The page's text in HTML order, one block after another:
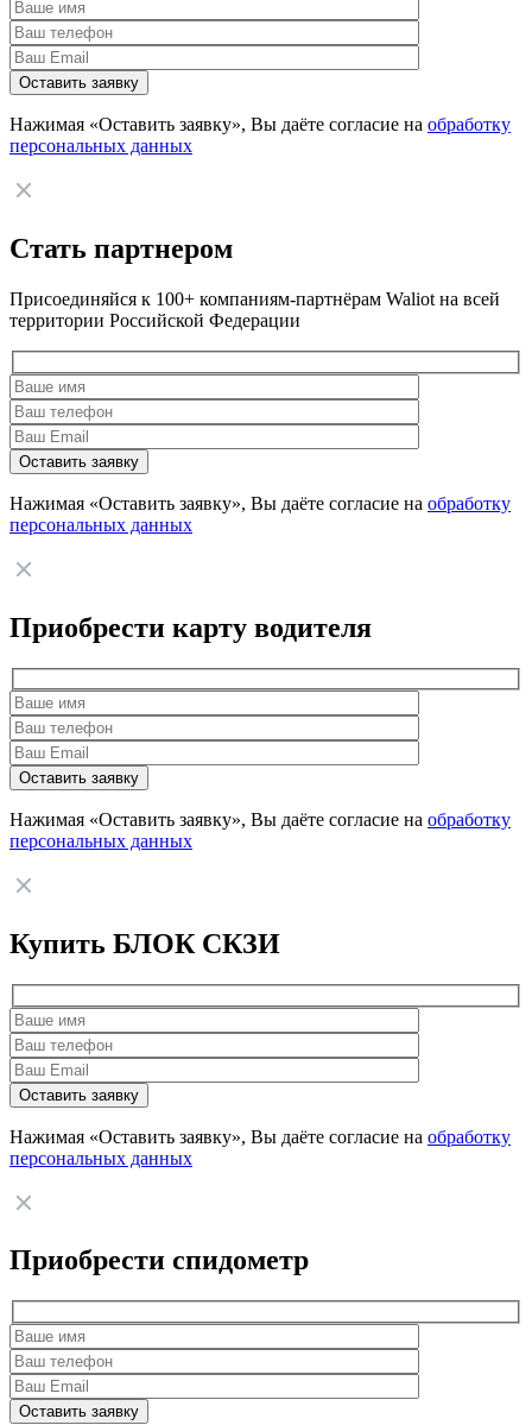
Нажимая «Оставить заявку», Вы даёте согласие на обработку
персональных данных
Стать партнером
Присоединяйся к 100+ компаниям-партнёрам Waliot на всей
территории Российской Федерации
Нажимая «Оставить заявку», Вы даёте согласие на обработку
персональных данных
Приобрести карту водителя
Нажимая «Оставить заявку», Вы даёте согласие на обработку
персональных данных
Купить БЛОК СКЗИ
Нажимая «Оставить заявку», Вы даёте согласие на обработку
персональных данных
Приобрести спидометр